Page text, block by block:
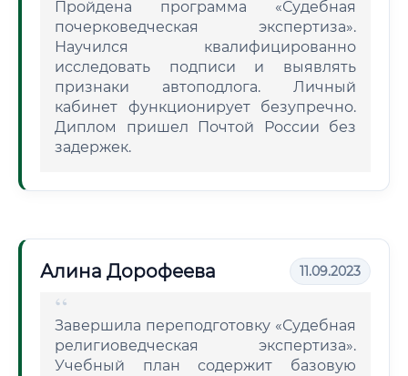
Пройдена программа «Судебная
почерковедческая экспертиза».
Научился квалифицированно
исследовать подписи и выявлять
признаки автоподлога. Личный
кабинет функционирует безупречно.
Диплом пришел Почтой России без
задержек.
Алина Дорофеева 11.09.2023
Завершила переподготовку «Судебная
религиоведческая экспертиза».
Учебный план содержит базовую